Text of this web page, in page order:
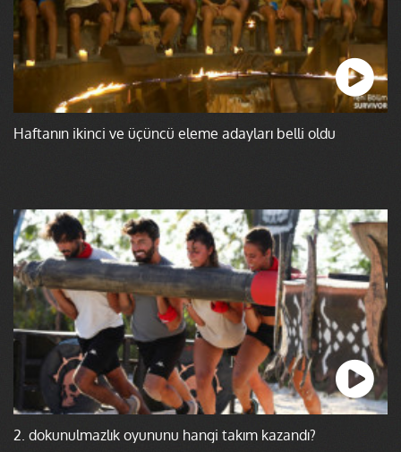
Haftanın ikinci ve üçüncü eleme adayları belli oldu
2. dokunulmazlık oyununu hangi takım kazandı?